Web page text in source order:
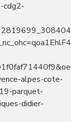
cdg2-
alpes-cote-
parquet-
didier-